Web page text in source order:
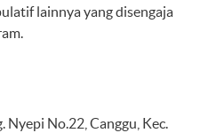
lainnya yang disengaja
Nyepi No.22, Canggu, Kec.